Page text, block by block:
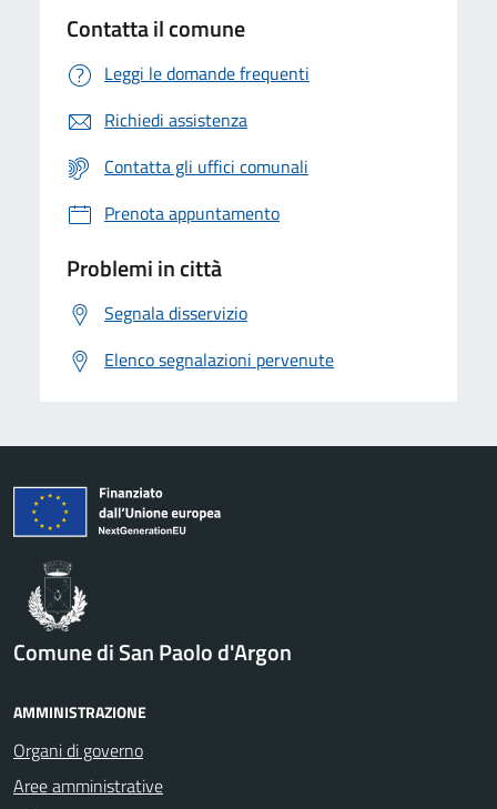
Contatta il comune
Leggi le domande frequenti
Richiedi assistenza
Contatta gli uffici comunali
Prenota appuntamento
Problemi in città
Segnala disservizio
Elenco segnalazioni pervenute
Comune di San Paolo d'Argon
AMMINISTRAZIONE
Organi di governo
Aree amministrative